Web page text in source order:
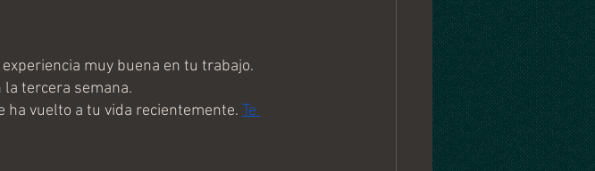
muy buena en tu trabajo.
la tercera semana.
ha vuelto a tu vida recientemente. Te